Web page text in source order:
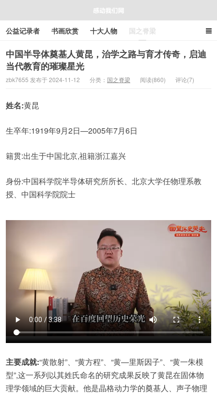
感动我们网
公益记录者 书画欣赏 十大人物 国之脊梁
好人好事 感人资讯 商业资讯 在线工具箱
中国半导体奠基人黄昆，治学之路与育才传奇，启迪
当代教育的璀璨星光
zbk7655 发布于 2024-11-12 分类： 国之脊梁 阅读(860) 评论(7)
姓名:黄昆
生卒年:1919年9月2日—2005年7月6日
籍贯:出生于中国北京,祖籍浙江嘉兴
身份:中国科学院半导体研究所所长、北京大学任物理系教
授、中国科学院院士
主要成就:“黄散射”、“黄方程”、“黄—里斯因子”、“黄一朱模
型”,这一系列以其姓氏命名的研究成果反映了黄昆在固体物
理学领域的巨大贡献。他是晶格动力学的奠基人、声子物理